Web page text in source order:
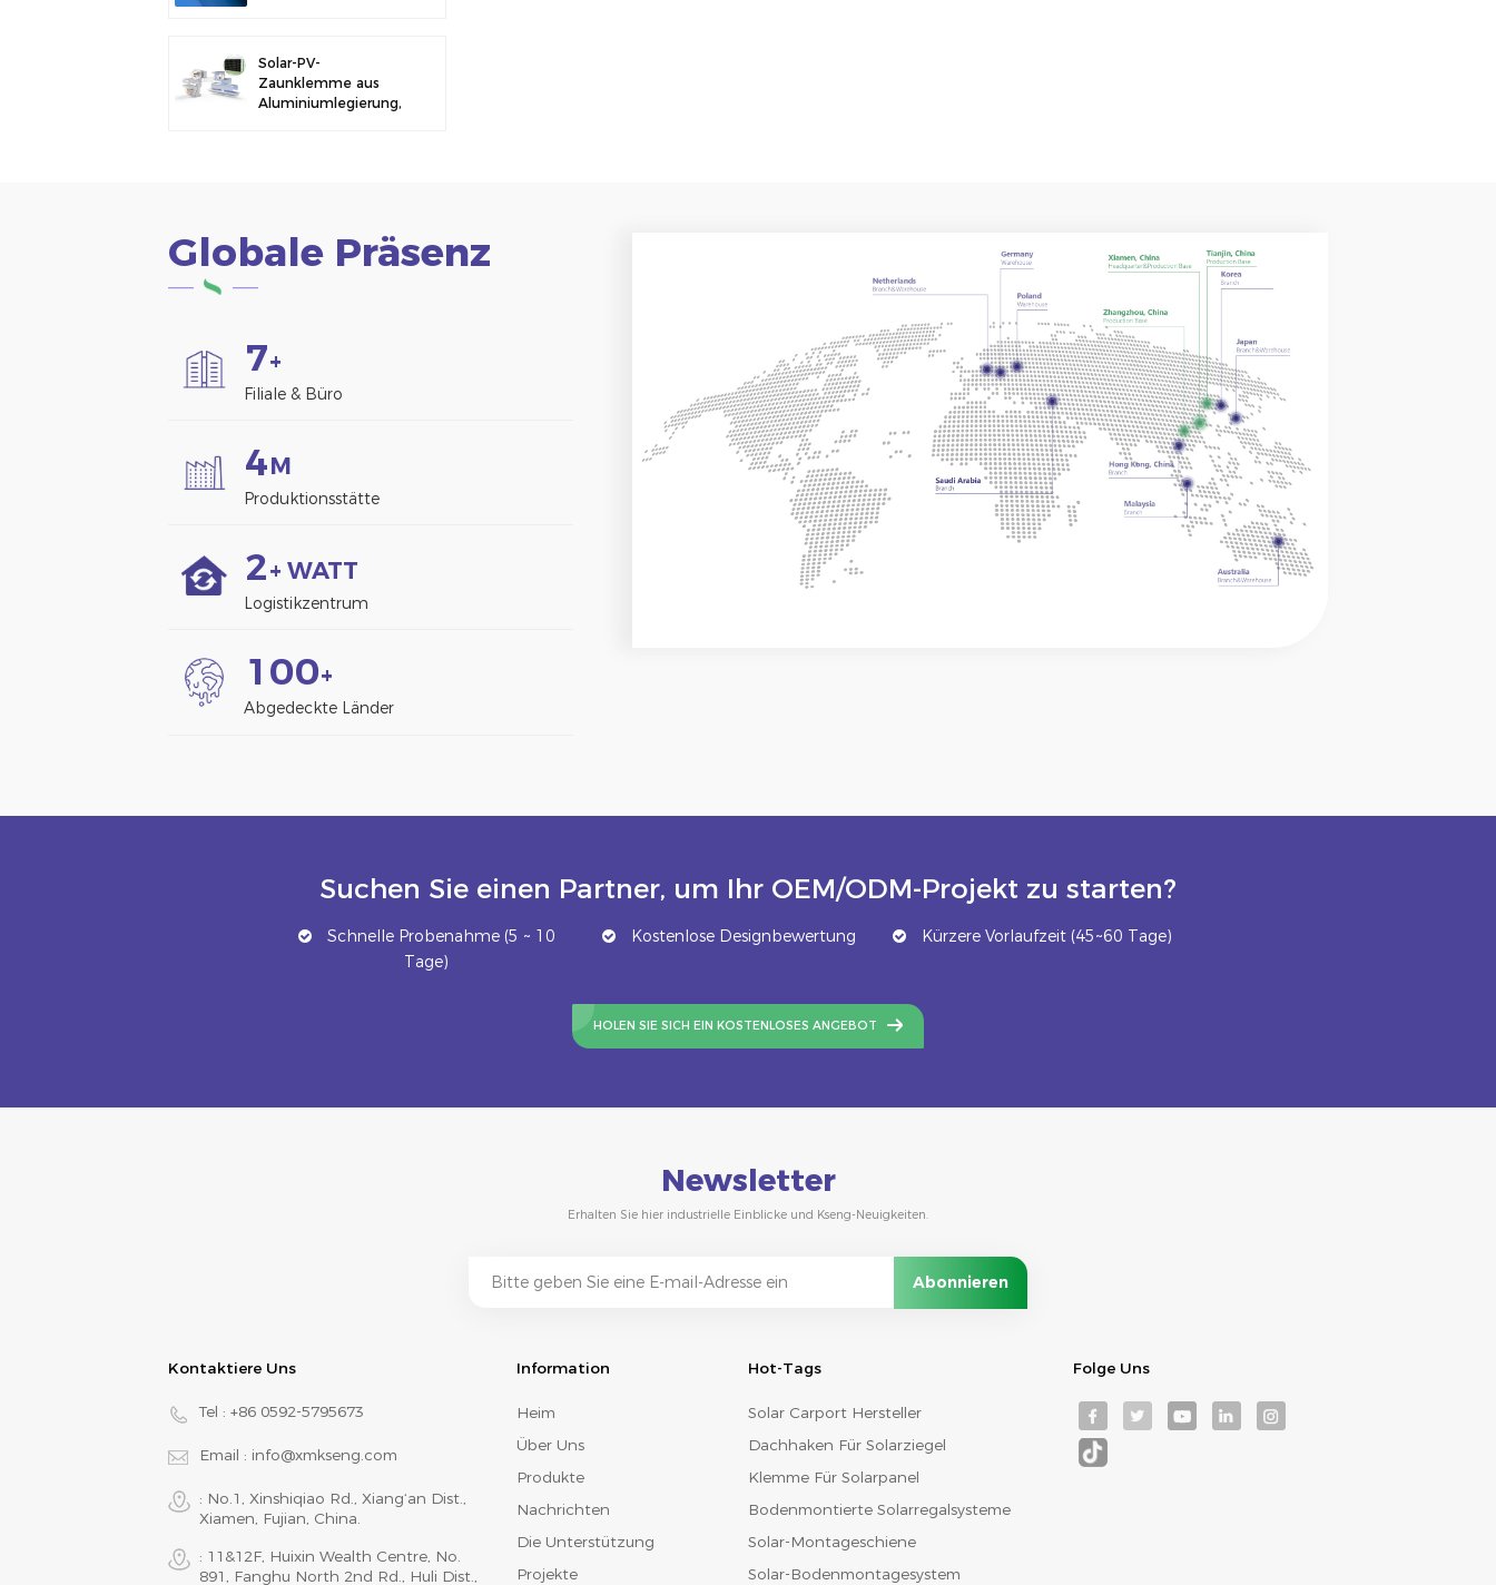
Solar-PV-
Zaunklemme aus
Aluminiumlegierung,
Globale Präsenz
7+
Filiale & Büro
4M
Produktionsstätte
2+ WATT
Logistikzentrum
1 00+
Abgedeckte Länder
Suchen Sie einen Partner, um Ihr OEM/ODM-Projekt zu starten?
Schnelle Probenahme (5 ~ 10
Tage)
Kostenlose Designbewertung Kürzere Vorlaufzeit (45~60 Tage)
HOLEN SIE SICH EIN KOSTENLOSES ANGEBOT
Newsletter
Erhalten Sie hier industrielle Einblicke und Kseng-Neuigkeiten.
Kontaktiere Uns
Tel : +86 0592-5795673
Email : info@xmkseng.com
: No.1, Xinshiqiao Rd., Xiang‘an Dist.,
Xiamen, Fujian, China.
: 11&12F, Huixin Wealth Centre, No.
891, Fanghu North 2nd Rd., Huli Dist.,
Information
Heim
Über Uns
Produkte
Nachrichten
Die Unterstützung
Projekte
Hot-Tags
Solar Carport Hersteller
Dachhaken Für Solarziegel
Klemme Für Solarpanel
Bodenmontierte Solarregalsysteme
Solar-Montageschiene
Solar-Bodenmontagesystem
Folge Uns